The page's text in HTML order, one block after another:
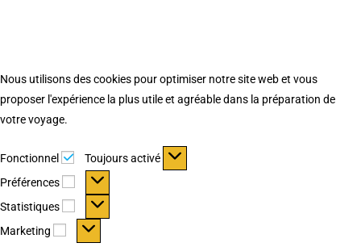
Nous utilisons des cookies pour optimiser notre site web et vous
proposer l'expérience la plus utile et agréable dans la préparation de
votre voyage.
Fonctionnel Fonctionnel
Toujours activé
Préférences
Préférences
Statistiques Statistiques
Marketing Marketing